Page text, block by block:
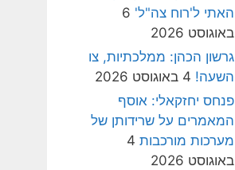
האתי ל'רוח צה"ל' 6
באוגוסט 2026
גרשון הכהן: ממלכתיות, צו
השעה! 4 באוגוסט 2026
פנחס יחזקאלי: אוסף
המאמרים על שרידותן של
מערכות מורכבות 4
באוגוסט 2026